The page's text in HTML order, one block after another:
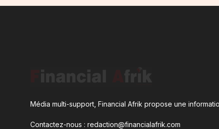
Média multi-support, Financial Afrik propose une
Contactez-nous : redaction@financialafrik.com